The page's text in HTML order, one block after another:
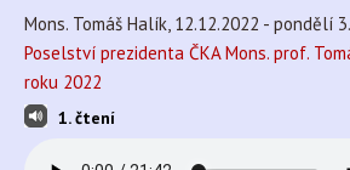
Mons. Tomáš Halík, 12.12.2022 - pondělí
Poselství prezidenta ČKA Mons. prof.
roku 2022
1. čtení